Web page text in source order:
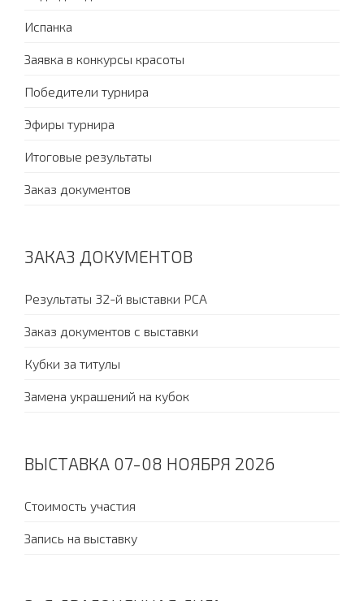
Испанка
Заявка в конкурсы красоты
Победители турнира
Эфиры турнира
Итоговые результаты
Заказ документов
ЗАКАЗ ДОКУМЕНТОВ
Результаты 32-й выставки PCA
Заказ документов с выставки
Кубки за титулы
Замена украшений на кубок
ВЫСТАВКА 07-08 НОЯБРЯ 2026
Стоимость участия
Запись на выставку